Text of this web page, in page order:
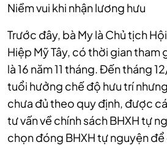
Niềm vui khi nhận lương hưu
Trước đây, bà My là Chủ tịch
Hiệp Mỹ Tây, có thời gian tham
là 16 năm 11 tháng. Đến tháng
tuổi hưởng chế độ hưu trí
chưa đủ theo quy định, được
tư vấn về chính sách BHXH tự
chọn đóng BHXH tự nguyện